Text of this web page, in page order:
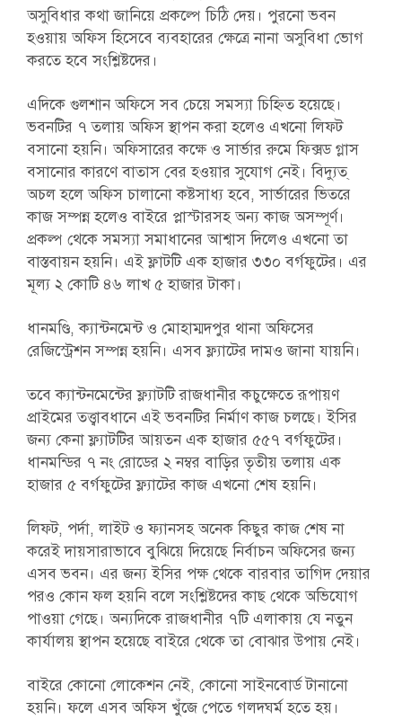
অসুবিধার কথা জানিয়ে প্রকল্পে চিঠি দেয়। পুরনো ভবন
হওয়ায় অফিস হিসেবে ব্যবহারের ক্ষেত্রে নানা অসুবিধা ভোগ
করতে হবে সংশ্লিষ্টদের।
এদিকে গুলশান অফিসে সব চেয়ে সমস্যা চিহ্নিত হয়েছে।
ভবনটির ৭ তলায় অফিস স্থাপন করা হলেও এখনো লিফট
বসানো হয়নি। অফিসারের কক্ষে ও সার্ভার রুমে ফিক্সড গ্লাস
বসানোর কারণে বাতাস বের হওয়ার সুযোগ নেই। বিদ্যুত্
অচল হলে অফিস চালানো কষ্টসাধ্য হবে, সার্ভারের ভিতরে
কাজ সম্পন্ন হলেও বাইরে প্লাস্টারসহ অন্য কাজ অসম্পূর্ণ।
প্রকল্প থেকে সমস্যা সমাধানের আশ্বাস দিলেও এখনো তা
বাস্তবায়ন হয়নি। এই ফ্লাটটি এক হাজার ৩৩০ বর্গফুটের। এর
মূল্য ২ কোটি ৪৬ লাখ ৫ হাজার টাকা।
ধানমণ্ডি, ক্যান্টনমেন্ট ও মোহাম্মদপুর থানা অফিসের
রেজিস্ট্রেশন সম্পন্ন হয়নি। এসব ফ্ল্যাটের দামও জানা যায়নি।
তবে ক্যান্টনমেন্টের ফ্ল্যাটটি রাজধানীর কচুক্ষেতে রূপায়ণ
প্রাইমের তত্ত্বাবধানে এই ভবনটির নির্মাণ কাজ চলছে। ইসির
জন্য কেনা ফ্ল্যাটটির আয়তন এক হাজার ৫৫৭ বর্গফুটের।
ধানমন্ডির ৭ নং রোডের ২ নম্বর বাড়ির তৃতীয় তলায় এক
হাজার ৫ বর্গফুটের ফ্ল্যাটের কাজ এখনো শেষ হয়নি।
লিফট, পর্দা, লাইট ও ফ্যানসহ অনেক কিছুর কাজ শেষ না
করেই দায়সারাভাবে বুঝিয়ে দিয়েছে নির্বাচন অফিসের জন্য
এসব ভবন। এর জন্য ইসির পক্ষ থেকে বারবার তাগিদ দেয়ার
পরও কোন ফল হয়নি বলে সংশ্লিষ্টদের কাছ থেকে অভিযোগ
পাওয়া গেছে। অন্যদিকে রাজধানীর ৭টি এলাকায় যে নতুন
কার্যালয় স্থাপন হয়েছে বাইরে থেকে তা বোঝার উপায় নেই।
বাইরে কোনো লোকেশন নেই, কোনো সাইনবোর্ড টানানো
হয়নি। ফলে এসব অফিস খুঁজে পেতে গলদঘর্ম হতে হয়।